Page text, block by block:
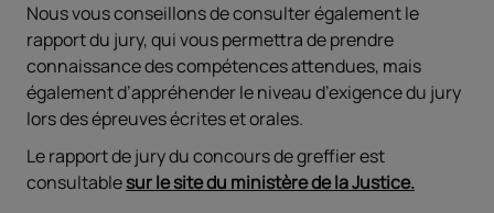
Nous vous conseillons de consulter également le
rapport du jury, qui vous permettra de prendre
connaissance des compétences attendues, mais
également d’appréhender le niveau d’exigence du jury
lors des épreuves écrites et orales.
Le rapport de jury du concours de greffier est
consultablesur le site du ministère de la Justice.